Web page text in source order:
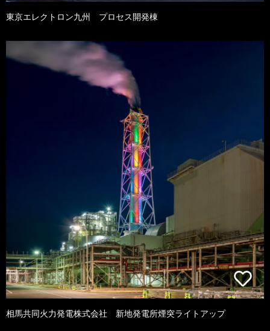
東京エレクトロン九州 プロセス開発棟
相馬共同火力発電株式会社 新地発電所煙突ライトアップ